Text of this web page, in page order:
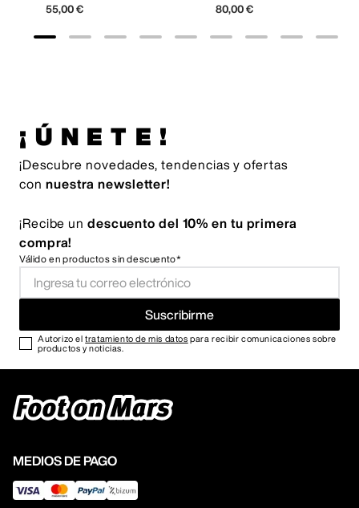
55,00 € 80,00 €
¡ÚNETE!
¡Descubre novedades, tendencias y ofertas
con nuestra newsletter!
¡Recibe un descuento del 10% en tu primera
compra!
Válido en productos sin descuento*
Suscribirme
Autorizo eltratamiento de mis datos para recibir comunicaciones sobre
productos y noticias.
MEDIOS DE PAGO